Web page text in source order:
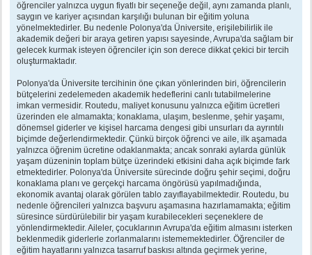
öğrenciler yalnızca uygun fiyatlı bir seçeneğe değil, aynı zamanda planlı,
saygın ve kariyer açısından karşılığı bulunan bir eğitim yoluna
yönelmektedirler. Bu nedenle Polonya'da Üniversite, erişilebilirlik ile
akademik değeri bir araya getiren yapısı sayesinde, Avrupa'da sağlam bir
gelecek kurmak isteyen öğrenciler için son derece dikkat çekici bir tercih
oluşturmaktadır.
Polonya'da Üniversite tercihinin öne çıkan yönlerinden biri, öğrencilerin
bütçelerini zedelemeden akademik hedeflerini canlı tutabilmelerine
imkan vermesidir. Routedu, maliyet konusunu yalnızca eğitim ücretleri
üzerinden ele almamakta; konaklama, ulaşım, beslenme, şehir yaşamı,
dönemsel giderler ve kişisel harcama dengesi gibi unsurları da ayrıntılı
biçimde değerlendirmektedir. Çünkü birçok öğrenci ve aile, ilk aşamada
yalnızca öğrenim ücretine odaklanmakta; ancak sonraki aylarda günlük
yaşam düzeninin toplam bütçe üzerindeki etkisini daha açık biçimde fark
etmektedirler. Polonya'da Üniversite sürecinde doğru şehir seçimi, doğru
konaklama planı ve gerçekçi harcama öngörüsü yapılmadığında,
ekonomik avantaj olarak görülen tablo zayıflayabilmektedir. Routedu, bu
nedenle öğrencileri yalnızca başvuru aşamasına hazırlamamakta; eğitim
süresince sürdürülebilir bir yaşam kurabilecekleri seçeneklere de
yönlendirmektedir. Aileler, çocuklarının Avrupa'da eğitim almasını isterken
beklenmedik giderlerle zorlanmalarını istememektedirler. Öğrenciler de
eğitim hayatlarını yalnızca tasarruf baskısı altında geçirmek yerine,